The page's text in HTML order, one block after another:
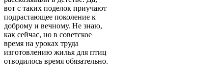
вот с таких поделок приучают
подрастающее поколение к
доброму и вечному. Не знаю,
как сейчас, но в советское
время на уроках труда
изготовлению жилья для птиц
отводилось время обязательно.